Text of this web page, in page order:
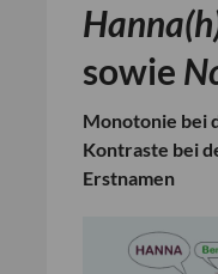
sowie
Monotonie bei
Kontraste bei
Erstnamen